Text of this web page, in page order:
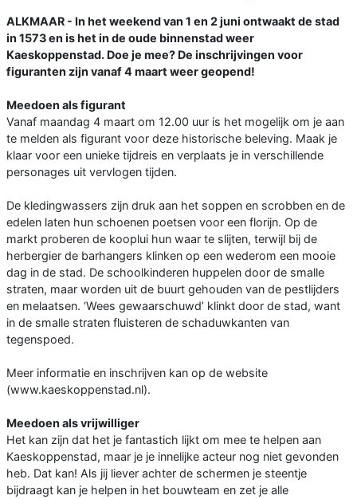
ALKMAAR - In het weekend van 1 en 2 juni ontwaakt de stad
in 1573 en is het in de oude binnenstad weer
Kaeskoppenstad. Doe je mee? De inschrijvingen voor
figuranten zijn vanaf 4 maart weer geopend!
Meedoen als figurant
Vanaf maandag 4 maart om 12.00 uur is het mogelijk om je aan
te melden als figurant voor deze historische beleving. Maak je
klaar voor een unieke tijdreis en verplaats je in verschillende
personages uit vervlogen tijden.
De kledingwassers zijn druk aan het soppen en scrobben en de
edelen laten hun schoenen poetsen voor een florijn. Op de
markt proberen de kooplui hun waar te slijten, terwijl bij de
herbergier de barhangers klinken op een wederom een mooie
dag in de stad. De schoolkinderen huppelen door de smalle
straten, maar worden uit de buurt gehouden van de pestlijders
en melaatsen. ‘Wees gewaarschuwd’ klinkt door de stad, want
in de smalle straten fluisteren de schaduwkanten van
tegenspoed.
Meer informatie en inschrijven kan op de website
(www.kaeskoppenstad.nl).
Meedoen als vrijwilliger
Het kan zijn dat het je fantastich lijkt om mee te helpen aan
Kaeskoppenstad, maar je je innelijke acteur nog niet gevonden
heb. Dat kan! Als jij liever achter de schermen je steentje
bijdraagt kan je helpen in het bouwteam en zet je alle